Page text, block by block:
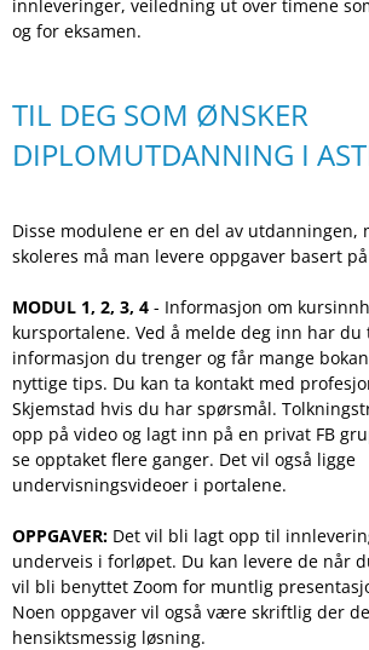
innleveringer, veiledning ut over timene
og for eksamen.
TIL DEG SOM ØNSKER
DIPLOMUTDANNING I
Disse modulene er en del av utdanningen,
skoleres må man levere oppgaver basert
MODUL 1, 2, 3, 4 - Informasjon om
kursportalene. Ved å melde deg inn har
informasjon du trenger og får mange
nyttige tips. Du kan ta kontakt med
Skjemstad hvis du har spørsmål.
opp på video og lagt inn på en privat FB
se opptaket flere ganger. Det vil også ligge
undervisningsvideoer i portalene.
OPPGAVER: Det vil bli lagt opp til
underveis i forløpet. Du kan levere de når
vil bli benyttet Zoom for muntlig
Noen oppgaver vil også være skriftlig der
hensiktsmessig løsning.